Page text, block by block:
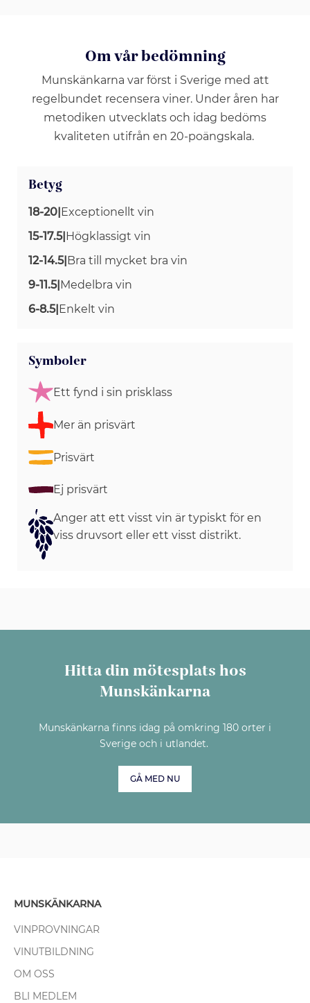
Om vår bedömning
Munskänkarna var först i Sverige med att
regelbundet recensera viner. Under åren har
metodiken utvecklats och idag bedöms
kvaliteten utifrån en 20-poängskala.
Betyg
18-20|Exceptionellt vin
15-17.5|Högklassigt vin
12-14.5|Bra till mycket bra vin
9-11.5|Medelbra vin
6-8.5|Enkelt vin
Symboler
Ett fynd i sin prisklass
Mer än prisvärt
Prisvärt
Ej prisvärt
Anger att ett visst vin är typiskt för en
viss druvsort eller ett visst distrikt.
Hitta din mötesplats hos
Munskänkarna
Munskänkarna finns idag på omkring 180 orter i
Sverige och i utlandet.
GÅ MED NU
MUNSKÄNKARNA
VINPROVNINGAR
VINUTBILDNING
OM OSS
BLI MEDLEM